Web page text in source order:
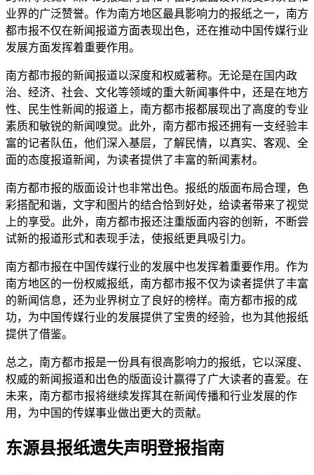
业界的广泛赞誉。作为南方地区最具影响力的报纸之一，南方
都市报不仅在新闻报道方面表现出色，还在推动中国传媒行业
发展方面发挥着重要作用。
南方都市报的新闻报道以深度和权威著称。无论是在国内政
治、经济、社会、文化等领域的重大新闻事件中，还是在地方
性、民生性新闻的报道上，南方都市报都展现出了高度的专业
素质和敏锐的新闻嗅觉。此外，南方都市报还拥有一支经验丰
富的记者队伍，他们深入基层，了解民情，以真实、客观、全
面的态度报道新闻，为读者提供了丰富的新闻素材。
南方都市报的版面设计也非常出色。报纸的版面布局合理，色
彩搭配和谐，文字和图片的结合恰到好处，给读者带来了视觉
上的享受。此外，南方都市报还注重版面内容的创新，不断尝
试新的报道形式和表现手法，使报纸更具吸引力。
南方都市报在中国传媒行业的发展中也发挥着重要作用。作为
南方地区的一份权威报纸，南方都市报不仅为读者提供了丰富
的新闻信息，还为业界树立了良好的榜样。南方都市报的成
功，为中国传媒行业的发展提供了宝贵的经验，也为其他报纸
提供了借鉴。
总之，南方都市报是一份具有很高影响力的报纸，它以深度、
权威的新闻报道和出色的版面设计赢得了广大读者的喜爱。在
未来，南方都市报将继续发挥其在新闻传播和行业发展的作
用，为中国的传媒事业做出更大的贡献。
东源县报纸遗失声明登报指南